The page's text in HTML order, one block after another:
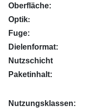
Oberfläche:
Optik:
Fuge:
Dielenformat:
Nutzschicht
Paketinhalt:
Nutzungsklassen: